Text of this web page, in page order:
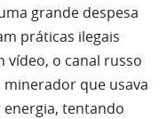
grande despesa
práticas ilegais
vídeo, o canal russo
que usava
tentando